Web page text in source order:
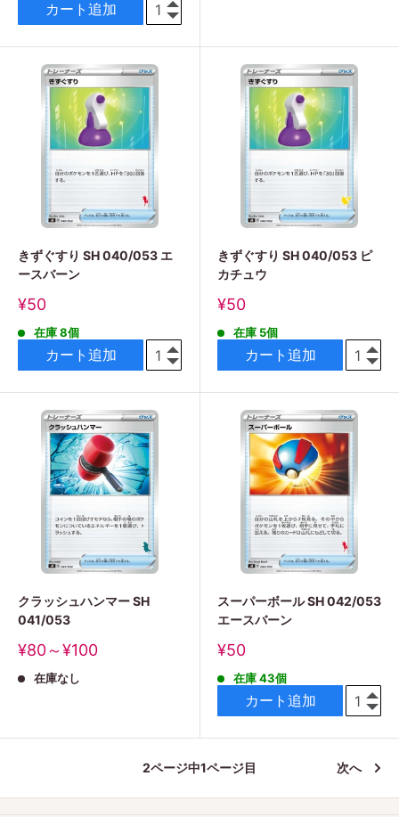
カート追加
きずぐすり SH 040/053 エ
ースバーン
販
価
¥50
在庫 8個
カート追加
きずぐすり SH 040/053 ピ
カチュウ
販
価
¥50
在庫 5個
カート追加
クラッシュハンマー SH
041/053
販
価
¥80～¥100
在庫なし
スーパーボール SH 042/053
エースバーン
販
価
¥50
在庫 43個
カート追加
2ページ中1ページ目 次へ